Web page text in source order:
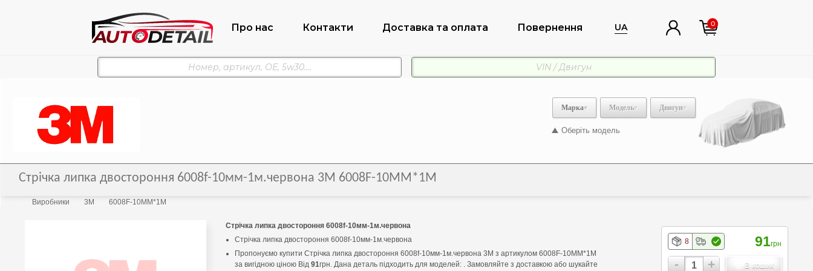
Про нас Контакти Доставка та оплата Повернення UA 0
Марка Модель Двигун
Оберіть модель
Стрічка липка двостороння 6008f-10мм-1м.червона 3M 6008F-10ММ*1М
Виробники 3M 6008F-10ММ*1М
Стрічка липка двостороння 6008f-10мм-1м.червона
Стрічка липка двостороння 6008f-10мм-1м.червона
Пропонуємо купити Стрічка липка двостороння 6008f-10мм-1м.червона 3M з артикулом 6008F-10ММ*1М
за вигідною ціною Від 91грн. Дана деталь підходить для моделей: . Замовляйте з доставкою або шукайте
8 91грн
- + В кошик